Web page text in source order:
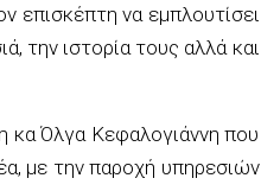
επισκέπτη να εμπλουτίσει
την ιστορία τους αλλά και
κα Όλγα Κεφαλογιάννη που
με την παροχή υπηρεσιών